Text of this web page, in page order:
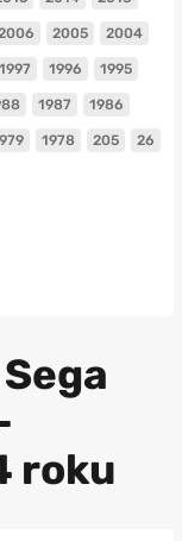
2005 2004
1997 1996 1995
1987 1986
1978 205 26
roku